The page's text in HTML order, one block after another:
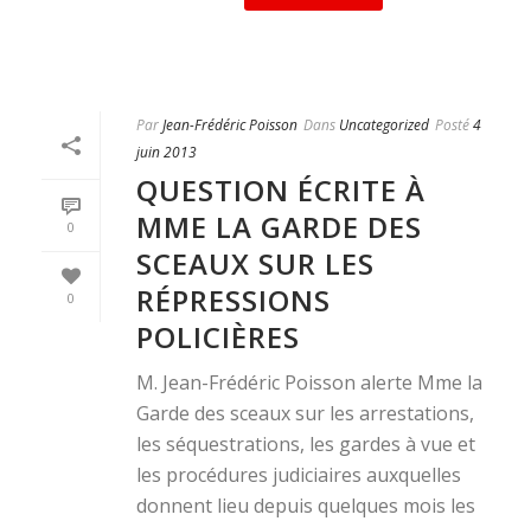
0
0
ParJean-Frédéric Poisson Dans Uncategorized Posté4
juin 2013
QUESTION ÉCRITE À
MME LA GARDE DES
SCEAUX SUR LES
RÉPRESSIONS
POLICIÈRES
M. Jean-Frédéric Poisson alerte Mme la
Garde des sceaux sur les arrestations,
les séquestrations, les gardes à vue et
les procédures judiciaires auxquelles
donnent lieu depuis quelques mois les